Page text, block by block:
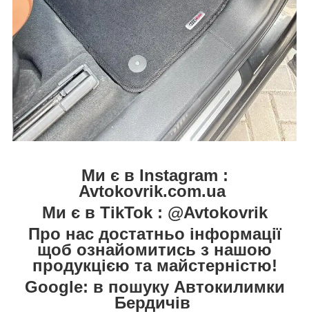
Ми є в Instagram :
Avtokovrik.com.ua
Ми є в TikTok : @Avtokovrik
Про нас достатньо інформації
щоб ознайомитись з нашою
продукцією та майстерністю!
Google: в пошуку Автокилимки
Бердичів